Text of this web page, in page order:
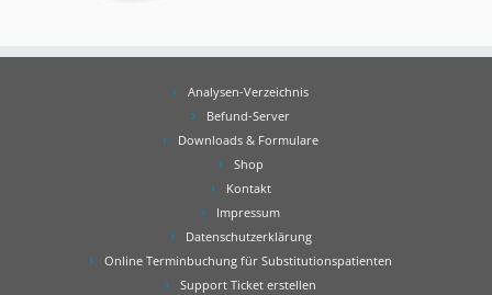
Analysen-Verzeichnis
Befund-Server
Downloads & Formulare
Shop
Kontakt
Impressum
Datenschutzerklärung
Online Terminbuchung für Substitutionspatienten
Support Ticket erstellen